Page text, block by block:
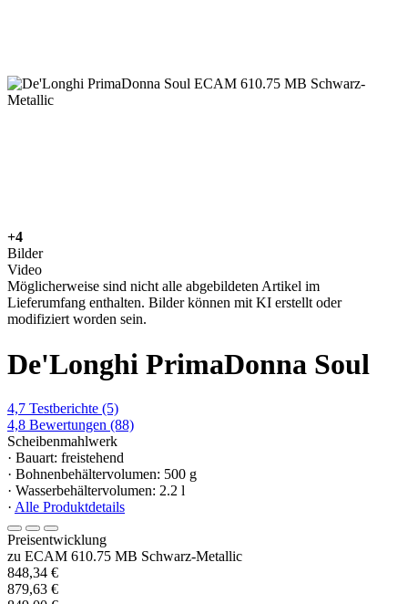
+4
Bilder
Video
Möglicherweise sind nicht alle abgebildeten Artikel im
Lieferumfang enthalten. Bilder können mit KI erstellt oder
modifiziert worden sein.
De'Longhi PrimaDonna Soul
4,7 Testberichte (5)
4,8 Bewertungen (88)
Scheibenmahlwerk
· Bauart: freistehend
· Bohnenbehältervolumen: 500 g
· Wasserbehältervolumen: 2.2 l
· Alle Produktdetails
Preisentwicklung
zu ECAM 610.75 MB Schwarz-Metallic
848,34 €
879,63 €